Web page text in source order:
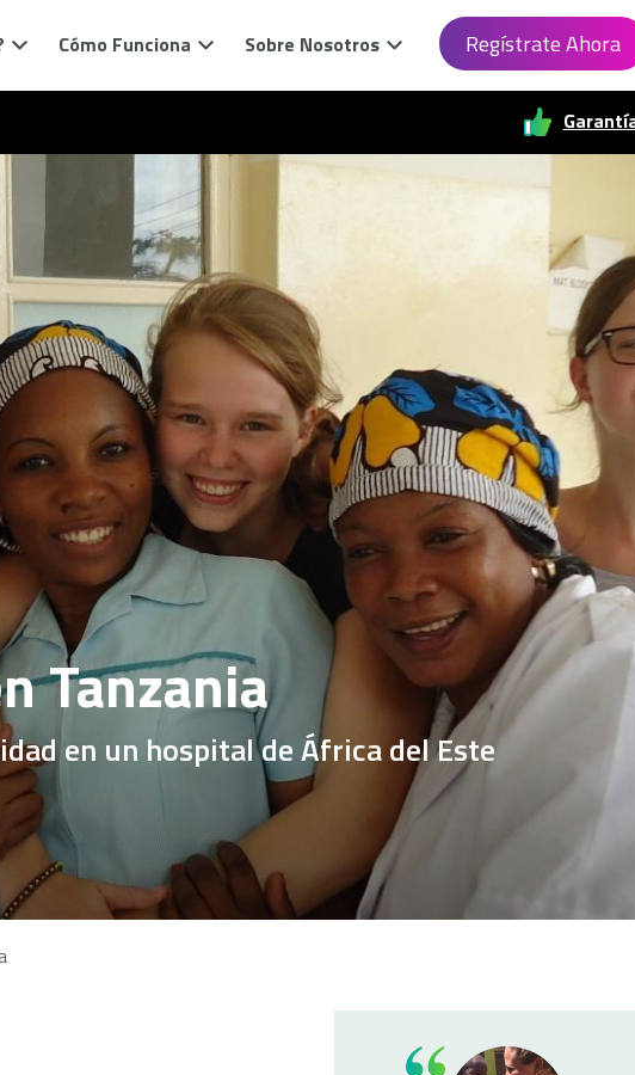
Cómo Funciona Sobre Nosotros Regístrate Ahora
Tanzania
en un hospital de África del Este